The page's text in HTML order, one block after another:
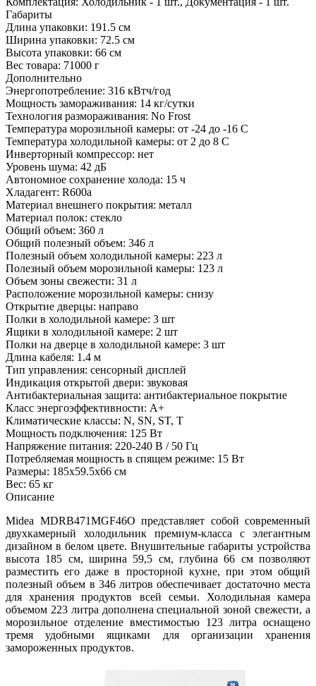
Габариты
Длина упаковки: 191.5 см
Ширина упаковки: 72.5 см
Высота упаковки: 66 см
Вес товара: 71000 г
Дополнительно
Энергопотребление: 316 кВтч/год
Мощность замораживания: 14 кг/сутки
Технология размораживания: No Frost
Температура морозильной камеры: от -24 до -16 C
Температура холодильной камеры: от 2 до 8 C
Инверторный компрессор: нет
Уровень шума: 42 дБ
Автономное сохранение холода: 15 ч
Хладагент: R600a
Материал внешнего покрытия: металл
Материал полок: стекло
Общий объем: 360 л
Общий полезный объем: 346 л
Полезный объем холодильной камеры: 223 л
Полезный объем морозильной камеры: 123 л
Объем зоны свежести: 31 л
Расположение морозильной камеры: снизу
Открытие дверцы: направо
Полки в холодильной камере: 3 шт
Ящики в холодильной камере: 2 шт
Полки на дверце в холодильной камере: 3 шт
Длина кабеля: 1.4 м
Тип управления: сенсорный дисплей
Индикация открытой двери: звуковая
Антибактериальная защита: антибактериальное покрытие
Класс энергоэффективности: A+
Климатические классы: N, SN, ST, T
Мощность подключения: 125 Вт
Напряжение питания: 220-240 В / 50 Гц
Потребляемая мощность в спящем режиме: 15 Вт
Размеры: 185x59.5x66 см
Вес: 65 кг
Описание
Midea MDRB471MGF46O представляет собой современный
двухкамерный холодильник премиум-класса с элегантным
дизайном в белом цвете. Внушительные габариты устройства
высота 185 см, ширина 59,5 см, глубина 66 см позволяют
разместить его даже в просторной кухне, при этом общий
полезный объем в 346 литров обеспечивает достаточно места
для хранения продуктов всей семьи. Холодильная камера
объемом 223 литра дополнена специальной зоной свежести, а
морозильное отделение вместимостью 123 литра оснащено
тремя удобными ящиками для организации хранения
замороженных продуктов.